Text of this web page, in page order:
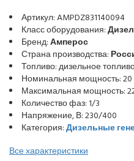
Артикул: AMPDZ831140094
Класс оборудования:
Бренд:Амперос
Страна производства:
Топливо: дизельное
Номинальная мощность: 20
Максимальная мощность:
Количество фаз: 1/3
Напряжение, В: 230/400
Категория:Дизельные
Все характеристики